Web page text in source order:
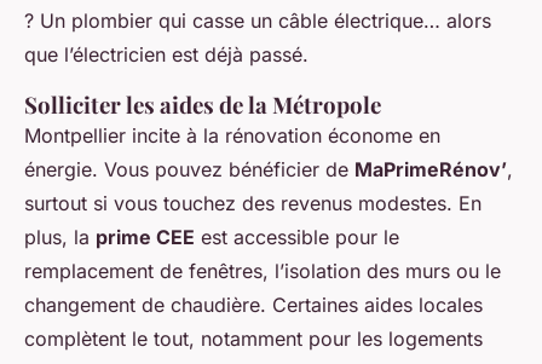
? Un plombier qui casse un câble électrique… alors
que l’électricien est déjà passé.
Solliciter les aides de la Métropole
Montpellier incite à la rénovation économe en
énergie. Vous pouvez bénéficier de MaPrimeRénov’,
surtout si vous touchez des revenus modestes. En
plus, la prime CEE est accessible pour le
remplacement de fenêtres, l’isolation des murs ou le
changement de chaudière. Certaines aides locales
complètent le tout, notamment pour les logements